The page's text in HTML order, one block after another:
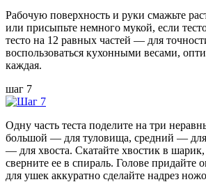
Рабочую поверхность и руки смажьте
или присыпьте немного мукой, если
тесто на 12 равных частей — для
воспользоваться кухонными весами,
каждая.
шаг 7
Одну часть теста поделите на три
большой — для туловища, средний —
— для хвоста. Скатайте хвостик в
сверните ее в спираль. Голове придайте
для ушек аккуратно сделайте надрез